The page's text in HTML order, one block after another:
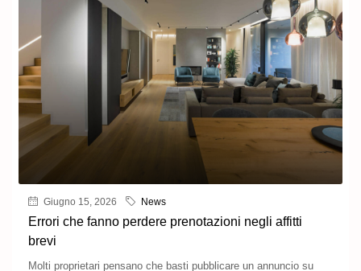
Giugno 15, 2026 News
Errori che fanno perdere prenotazioni negli affitti
brevi
Molti proprietari pensano che basti pubblicare un annuncio su